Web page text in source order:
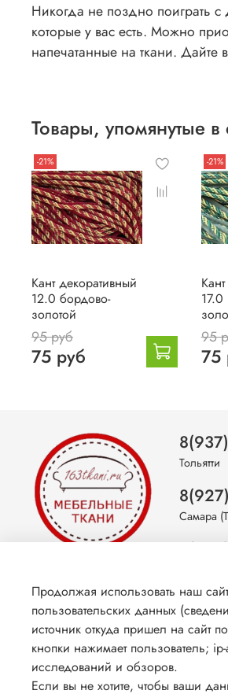
Никогда не поздно поиграть
которые у вас есть. Можно
напечатанные на ткани.
Товары, упомянутые в
-21%
Кант декоративный
12.0 бордово-
золотой
95 руб
75 руб
-21%
17.0
95
75
Тольятти
Самара
© 2026 Любое использование
Продолжая использовать наш
пользовательских данных
источник откуда пришел на сайт
кнопки нажимает пользователь;
исследований и обзоров.
Если вы не хотите, чтобы ваши